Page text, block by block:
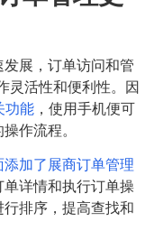
展，订单访问和管
灵活性和便利性。因
功能 ，使用手机便可
作流程。
加了展商订单管理
单详情和执行订单操
排序，提高查找和